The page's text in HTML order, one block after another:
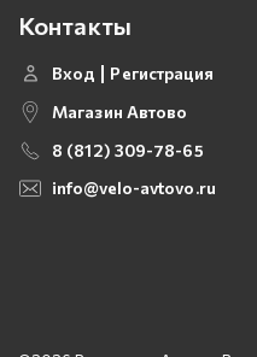
Контакты
Вход
Регистрация
Магазин Автово
8 (812) 309-78-65
info@velo-avtovo.ru